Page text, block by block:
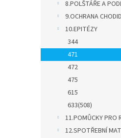
8.POLŠTÁŘE A
9.OCHRANA
10.EPITÉZY
344
471
472
475
615
633(508)
11.POMŮCKY PRO
12.SPOTŘEBNÍ